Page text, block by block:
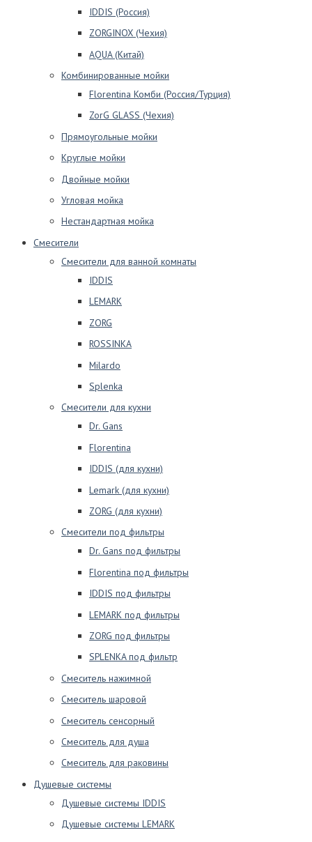
IDDIS (Россия)
ZORGINOX (Чехия)
AQUA (Китай)
Комбинированные мойки
Florentina Комби (Россия/Турция)
ZorG GLASS (Чехия)
Прямоугольные мойки
Круглые мойки
Двойные мойки
Угловая мойка
Нестандартная мойка
Смесители
Смесители для ванной комнаты
IDDIS
LEMARK
ZORG
ROSSINKA
Milardo
Splenka
Смесители для кухни
Dr. Gans
Florentina
IDDIS (для кухни)
Lemark (для кухни)
ZORG (для кухни)
Смесители под фильтры
Dr. Gans под фильтры
Florentina под фильтры
IDDIS под фильтры
LEMARK под фильтры
ZORG под фильтры
SPLENKA под фильтр
Смеситель нажимной
Смеситель шаровой
Смеситель сенсорный
Смеситель для душа
Смеситель для раковины
Душевые системы
Душевые системы IDDIS
Душевые системы LEMARK